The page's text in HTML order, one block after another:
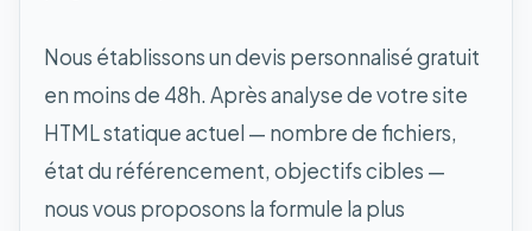
Nous établissons un devis personnalisé gratuit
en moins de 48h. Après analyse de votre site
HTML statique actuel — nombre de fichiers,
état du référencement, objectifs cibles —
nous vous proposons la formule la plus